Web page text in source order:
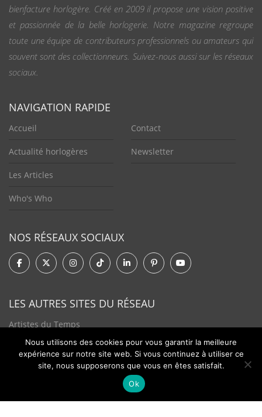
bienfacture horlogère. Créé en 2009 il propose une vision positive
et passionnée de la belle horlogerie. Notre magazine regroupe
toute une équipe de contributeurs professionnels ou amateurs qui
souvent sont des collectionneurs. Suivez-nous aussi sur les réseaux
sociaux.
NAVIGATION RAPIDE
Accueil
Actualité horlogères
Les Articles
Who's Who
Contact
Newsletter
NOS RÉSEAUX SOCIAUX
LES AUTRES SITES DU RÉSEAU
Artistes du Temps
Tendances Plurielles
Nous utilisons des cookies pour vous garantir la meilleure
expérience sur notre site web. Si vous continuez à utiliser ce
site, nous supposerons que vous en êtes satisfait.
Ok